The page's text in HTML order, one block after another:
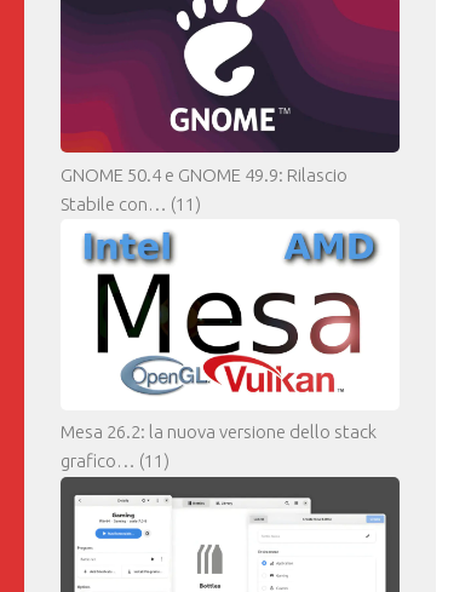
GNOME 50.4 e GNOME 49.9: Rilascio
Stabile con… (11)
Mesa 26.2: la nuova versione dello stack
grafico… (11)